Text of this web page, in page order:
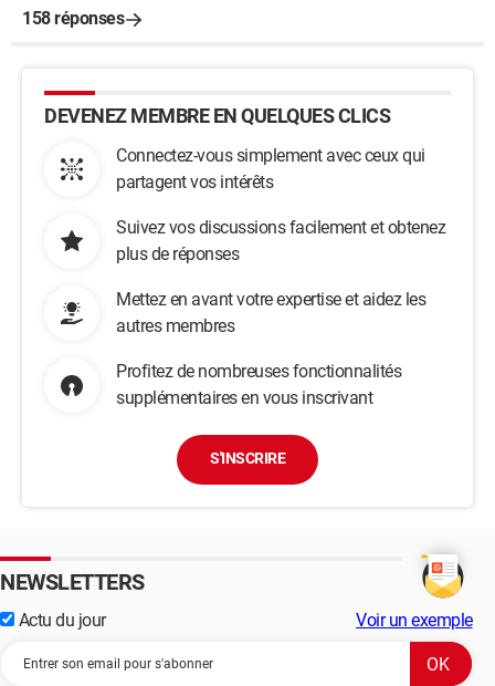
158 réponses
DEVENEZ MEMBRE EN QUELQUES CLICS
Connectez-vous simplement avec ceux qui
partagent vos intérêts
Suivez vos discussions facilement et obtenez
plus de réponses
Mettez en avant votre expertise et aidez les
autres membres
Profitez de nombreuses fonctionnalités
supplémentaires en vous inscrivant
S'INSCRIRE
NEWSLETTERS
Actu du jour Voir un exemple